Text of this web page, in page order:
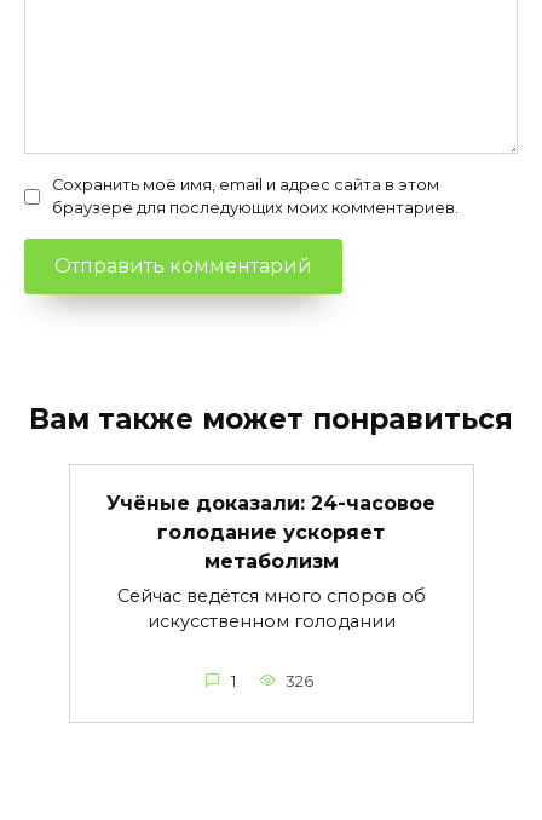
Сохранить моё имя, email и адрес сайта в этом
браузере для последующих моих комментариев.
Вам также может понравиться
Учёные доказали: 24-часовое
голодание ускоряет
метаболизм
Сейчас ведётся много споров об
искусственном голодании
1 326